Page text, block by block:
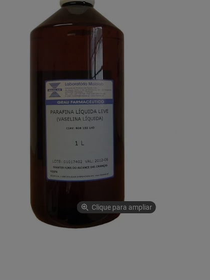
Clique para ampliar